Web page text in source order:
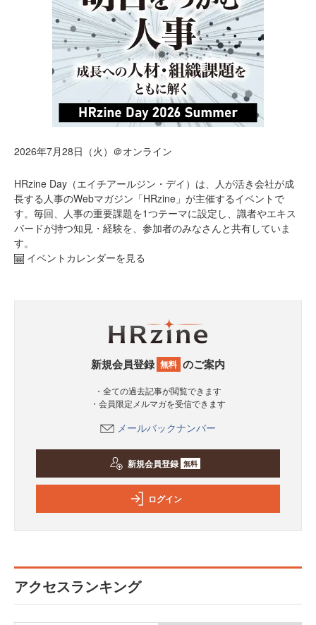
2026年7月28日（火）＠オンライン
HRzine Day（エイチアールジン・デイ）は、人が活き会社が成
長する人事のWebマガジン「HRzine」が主催するイベントで
す。毎回、人事の重要課題を1つテーマに設定し、識者やエキス
パードが持つ知見・経験を、参加者のみなさんと共有していま
す。
イベントカレンダーを見る
新規会員登録 無料 のご案内
・全ての過去記事が閲覧できます
・会員限定メルマガを受信できます
メールバックナンバー
新規会員登録 無料
ログイン
アクセスランキング